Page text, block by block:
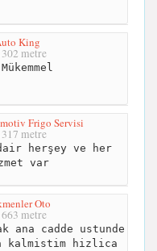
King
302 metre
Frigo Servisi
317 metre
herşey ve her
var
Oto
663 metre
ana cadde ustunde
kalmistim hizlica